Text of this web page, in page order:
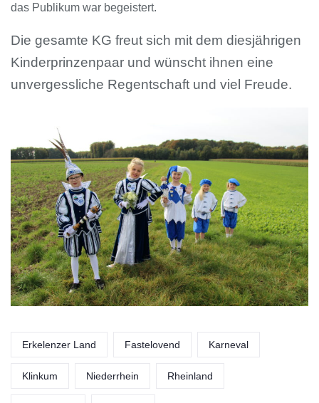
das Publikum war begeistert.
Die gesamte KG freut sich mit dem diesjährigen
Kinderprinzenpaar und wünscht ihnen eine
unvergessliche Regentschaft und viel Freude.
Erkelenzer Land Fastelovend Karneval
Klinkum Niederrhein Rheinland